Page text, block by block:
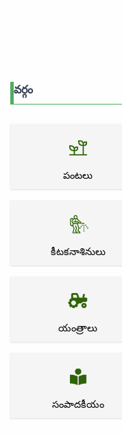
వర్గం
పంటలు
కీటకనాశినులు
యంత్రాలు
సంపాదకీయం